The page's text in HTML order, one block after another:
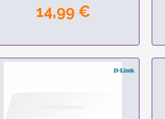
14,99 €